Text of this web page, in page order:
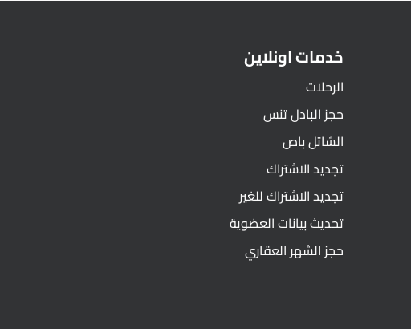
خدمات اونلاين
الرحلات
حجز البادل تنس
الشاتل باص
تجديد الاشتراك
تجديد الاشتراك للغير
تحديث بيانات العضوية
حجز الشهر العقاري